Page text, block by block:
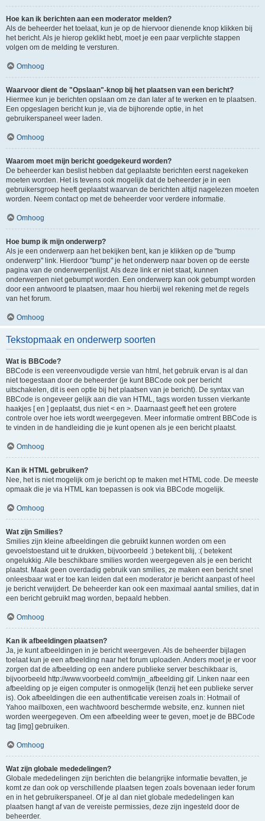
Hoe kan ik berichten aan een moderator melden?
Als de beheerder het toelaat, kun je op de hiervoor dienende knop klikken bij
het bericht. Als je hierop geklikt hebt, moet je een paar verplichte stappen
volgen om de melding te versturen.
Omhoog
Waarvoor dient de "Opslaan"-knop bij het plaatsen van een bericht?
Hiermee kun je berichten opslaan om ze dan later af te werken en te plaatsen.
Een opgeslagen bericht kun je, via de bijhorende optie, in het
gebruikerspaneel weer laden.
Omhoog
Waarom moet mijn bericht goedgekeurd worden?
De beheerder kan beslist hebben dat geplaatste berichten eerst nagekeken
moeten worden. Het is tevens ook mogelijk dat de beheerder je in een
gebruikersgroep heeft geplaatst waarvan de berichten altijd nagelezen moeten
worden. Neem contact op met de beheerder voor verdere informatie.
Omhoog
Hoe bump ik mijn onderwerp?
Als je een onderwerp aan het bekijken bent, kan je klikken op de "bump
onderwerp" link. Hierdoor "bump" je het onderwerp naar boven op de eerste
pagina van de onderwerpenlijst. Als deze link er niet staat, kunnen
onderwerpen niet gebumpt worden. Een onderwerp kan ook gebumpt worden
door een antwoord te plaatsen, maar hou hierbij wel rekening met de regels
van het forum.
Omhoog
Tekstopmaak en onderwerp soorten
Wat is BBCode?
BBCode is een vereenvoudigde versie van html, het gebruik ervan is al dan
niet toegestaan door de beheerder (je kunt BBCode ook per bericht
uitschakelen, dit is een optie bij het plaatsen van je bericht). De syntax van
BBCode is ongeveer gelijk aan die van HTML, tags worden tussen vierkante
haakjes [ en ] geplaatst, dus niet < en >. Daarnaast geeft het een grotere
controle over hoe iets wordt weergegeven. Meer informatie omtrent BBCode is
te vinden in de handleiding die je kunt openen als je een bericht plaatst.
Omhoog
Kan ik HTML gebruiken?
Nee, het is niet mogelijk om je bericht op te maken met HTML code. De meeste
opmaak die je via HTML kan toepassen is ook via BBCode mogelijk.
Omhoog
Wat zijn Smilies?
Smilies zijn kleine afbeeldingen die gebruikt kunnen worden om een
gevoelstoestand uit te drukken, bijvoorbeeld :) betekent blij, :( betekent
ongelukkig. Alle beschikbare smilies worden weergegeven als je een bericht
plaatst. Maak geen overdadig gebruik van smilies, ze maken een bericht snel
onleesbaar wat er toe kan leiden dat een moderator je bericht aanpast of heel
je bericht verwijdert. De beheerder kan ook een maximaal aantal smilies, dat in
een bericht gebruikt mag worden, bepaald hebben.
Omhoog
Kan ik afbeeldingen plaatsen?
Ja, je kunt afbeeldingen in je bericht weergeven. Als de beheerder bijlagen
toelaat kun je een afbeelding naar het forum uploaden. Anders moet je er voor
zorgen dat de afbeelding op een andere publieke server beschikbaar is,
bijvoorbeeld http://www.voorbeeld.com/mijn_afbeelding.gif. Linken naar een
afbeelding op je eigen computer is onmogelijk (tenzij het een publieke server
is). Ook afbeeldingen die een authentificatie vereisen zoals in: Hotmail of
Yahoo mailboxen, een wachtwoord beschermde website, enz. kunnen niet
worden weergegeven. Om een afbeelding weer te geven, moet je de BBCode
tag [img] gebruiken.
Omhoog
Wat zijn globale mededelingen?
Globale mededelingen zijn berichten die belangrijke informatie bevatten, je
komt ze dan ook op verschillende plaatsen tegen zoals bovenaan ieder forum
en in het gebruikerspaneel. Of je al dan niet globale mededelingen kan
plaatsen hangt af van de vereiste permissies, deze zijn ingesteld door de
beheerder.